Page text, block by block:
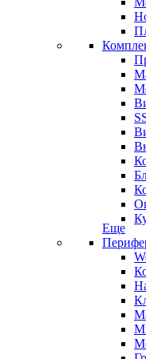
Еще